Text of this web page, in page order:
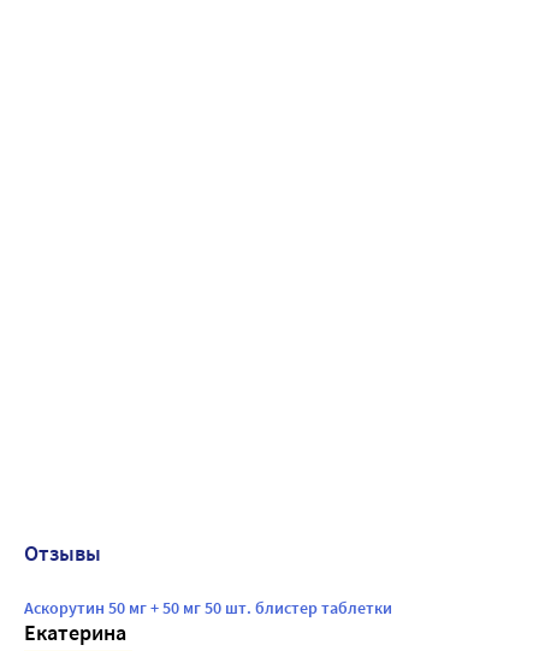
Отзывы
Аскорутин 50 мг + 50 мг 50 шт. блистер таблетки
Екатерина